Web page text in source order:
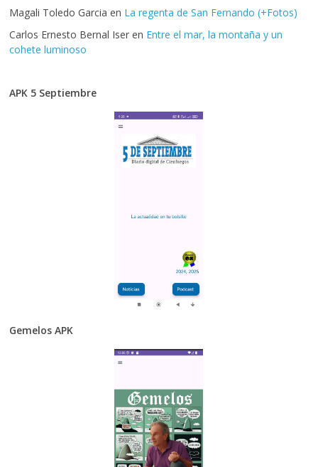
Magali Toledo Garcia en La regenta de San Fernando (+Fotos)
Carlos Ernesto Bernal Iser en Entre el mar, la montaña y un
cohete luminoso
APK 5 Septiembre
Gemelos APK